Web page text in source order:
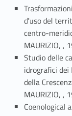
d'uso del
centro-
MAURIZIO, ,
Studio delle
idrografici dei
della
MAURIZIO, ,
Coenological